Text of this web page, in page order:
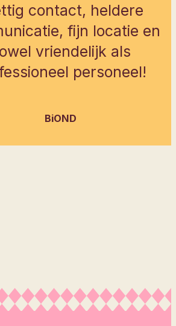
contact, heldere
fijn locatie en
vriendelijk als
personeel!
BiOND